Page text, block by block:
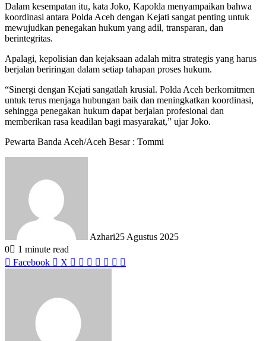
Dalam kesempatan itu, kata Joko, Kapolda menyampaikan bahwa
koordinasi antara Polda Aceh dengan Kejati sangat penting untuk
mewujudkan penegakan hukum yang adil, transparan, dan
berintegritas.
Apalagi, kepolisian dan kejaksaan adalah mitra strategis yang harus
berjalan beriringan dalam setiap tahapan proses hukum.
“Sinergi dengan Kejati sangatlah krusial. Polda Aceh berkomitmen
untuk terus menjaga hubungan baik dan meningkatkan koordinasi,
sehingga penegakan hukum dapat berjalan profesional dan
memberikan rasa keadilan bagi masyarakat,” ujar Joko.
Pewarta Banda Aceh/Aceh Besar : Tommi
Azhari25 Agustus 2025
0
1 minute read
Facebook
X LinkedIn
Tumblr
Pinterest
Reddit
VKontakte
Share